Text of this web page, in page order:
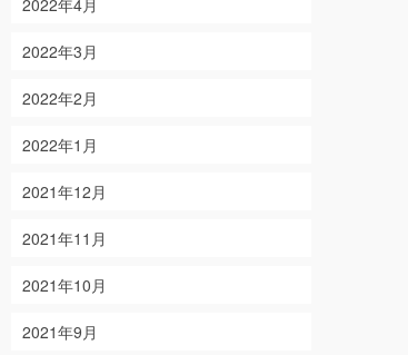
2/11
2024-02-11
【結果】マダイ・イトヨリダイ・アオ
ハタ 【釣り人】京都府京都市 谷口
様・上田様・黒岩様
2022年4月
2022年3月
2022年2月
2022年1月
2021年12月
2021年11月
2021年10月
2021年9月